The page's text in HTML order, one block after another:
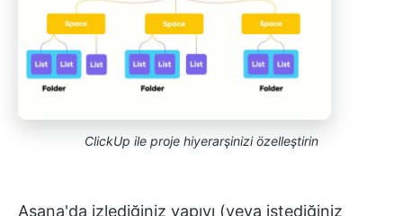
ClickUp ile proje hiyerarşinizi özelleştirin
Asana'da izlediğiniz yapıyı (veya istediğiniz